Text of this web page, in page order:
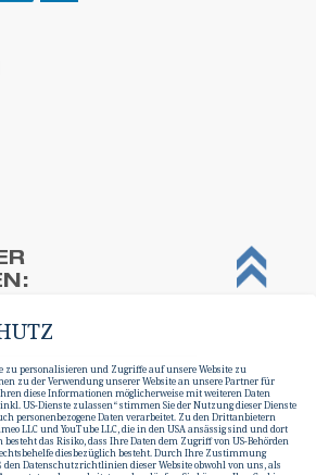
zu personalisieren und Zugriffe auf unsere Website zu
zu der Verwendung unserer Website an unsere Partner für
diese Informationen möglicherweise mit weiteren Daten
US-Dienste zulassen“ stimmen Sie der Nutzung dieser Dienste
personenbezogene Daten verarbeitet. Zu den Drittanbietern
LLC und YouTube LLC, die in den USA ansässig sind und dort
das Risiko, dass Ihre Daten dem Zugriff von US-Behörden
diesbezüglich besteht. Durch Ihre Zustimmung
den Datenschutzrichtlinien dieser Website obwohl von uns, als